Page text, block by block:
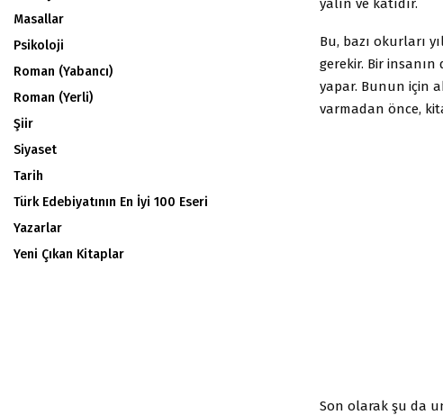
Bu, bazı okurları
gerekir. Bir insanın
yapar. Bunun için
varmadan önce,
Son olarak şu da
Masallar
Psikoloji
Roman (Yabancı)
Roman (Yerli)
Şiir
Siyaset
Tarih
Türk Edebiyatının En İyi 100 Eseri
Yazarlar
Yeni Çıkan Kitaplar